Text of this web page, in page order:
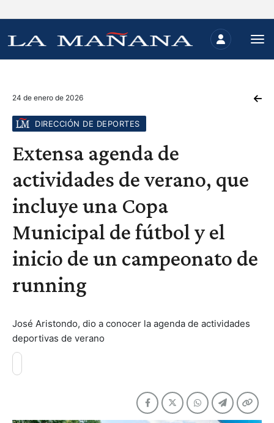
24 de enero de 2026
DIRECCIÓN DE DEPORTES
Extensa agenda de
actividades de verano, que
incluye una Copa
Municipal de fútbol y el
inicio de un campeonato de
running
José Aristondo, dio a conocer la agenda de actividades
deportivas de verano